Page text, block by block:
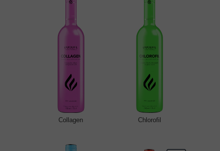
Collagen Chlorofil